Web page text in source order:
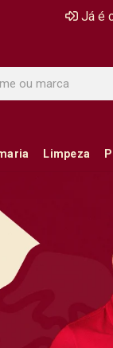
Já é
Limpeza